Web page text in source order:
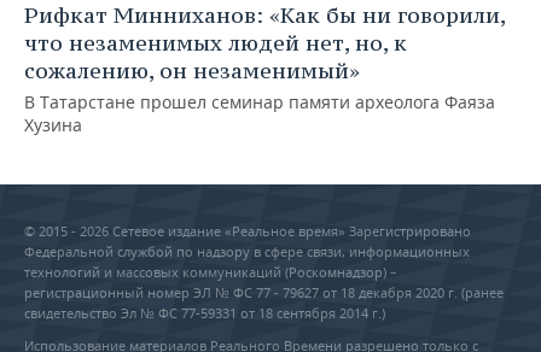
Рифкат Минниханов: «Как бы ни говорили,
что незаменимых людей нет, но, к
сожалению, он незаменимый»
В Татарстане прошел семинар памяти археолога Фаяза
Хузина
© 2015 - 2026 Сетевое издание «Реальное время» Зарегистрировано
Федеральной службой по надзору в сфере связи, информационных
технологий и массовых коммуникаций (Роскомнадзор) –
регистрационный номер ЭЛ № ФС 77 - 79627 от 18 декабря 2020 г. (ранее
свидетельство Эл № ФС 77-59331 от 18 сентября 2014 г.)
Использование материалов Реального Времени разрешено только с